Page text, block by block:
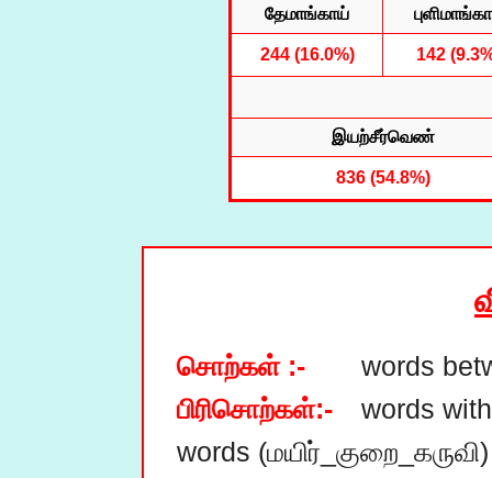
தேமாங்காய்
244 (16.0%) 142
இயற்சீர்வெண்
836 (54.8%)
சொற்கள் :-
பிரிசொற்கள்:-